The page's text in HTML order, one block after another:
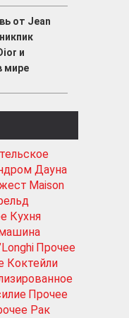
от Jean
и
мире
Дауна
Maison
Кухня
Прочее
Коктейли
Прочее
Рак